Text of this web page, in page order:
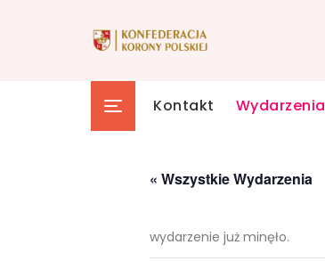
Kontakt Wydarzenia
« Wszystkie Wydarzenia
wydarzenie już minęło.